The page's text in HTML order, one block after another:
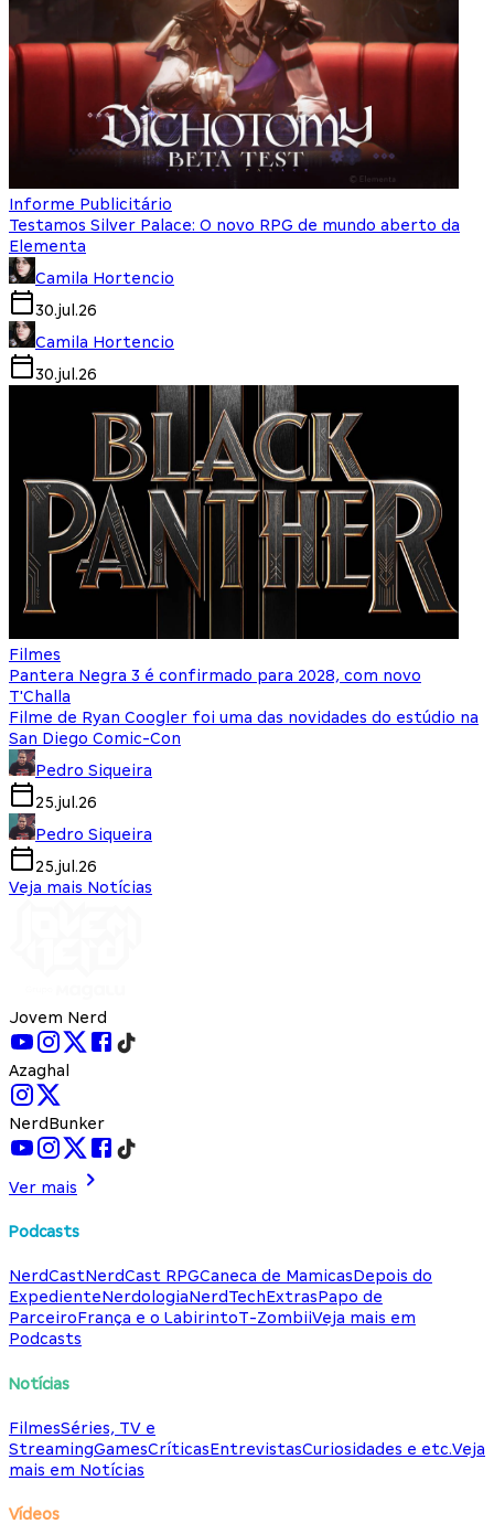
Informe Publicitário
Testamos Silver Palace: O novo RPG de mundo aberto da
Elementa
Camila Hortencio
30.jul.26
Camila Hortencio
30.jul.26
Filmes
Pantera Negra 3 é confirmado para 2028, com novo
T'Challa
Filme de Ryan Coogler foi uma das novidades do estúdio na
San Diego Comic-Con
Pedro Siqueira
25.jul.26
Pedro Siqueira
25.jul.26
Veja mais Notícias
Jovem Nerd
Azaghal
NerdBunker
Ver mais
Podcasts
NerdCastNerdCast RPGCaneca de MamicasDepois do
ExpedienteNerdologiaNerdTechExtrasPapo de
ParceiroFrança e o LabirintoT-ZombiiVeja mais em
Podcasts
Notícias
FilmesSéries, TV e
StreamingGamesCríticasEntrevistasCuriosidades e etc.Veja
mais em Notícias
Vídeos